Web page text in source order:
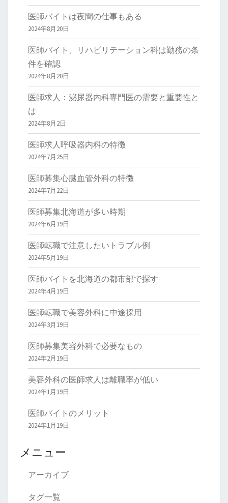
医師バイトは夜間の仕事もある
2024年8月20日
医師バイト、リハビリテーション科は勤務の条
件を確認
2024年8月20日
医師求人：泌尿器内科専門医の需要と重要性と
は
2024年8月2日
医師求人呼吸器内科の特徴
2024年7月25日
医師募集心臓血管外科の特徴
2024年7月22日
医師募集北海道が多い時期
2024年6月19日
医師転職で注意したいトラブル例
2024年5月19日
医師バイトを北海道の都市部で探す
2024年4月19日
医師転職で美容外科に中途採用
2024年3月19日
医師募集美容外科で必要なもの
2024年2月19日
美容外科の医師求人は離職率が低い
2024年1月19日
医師バイトのメリット
2024年1月19日
メニュー
アーカイブ
タグ一覧